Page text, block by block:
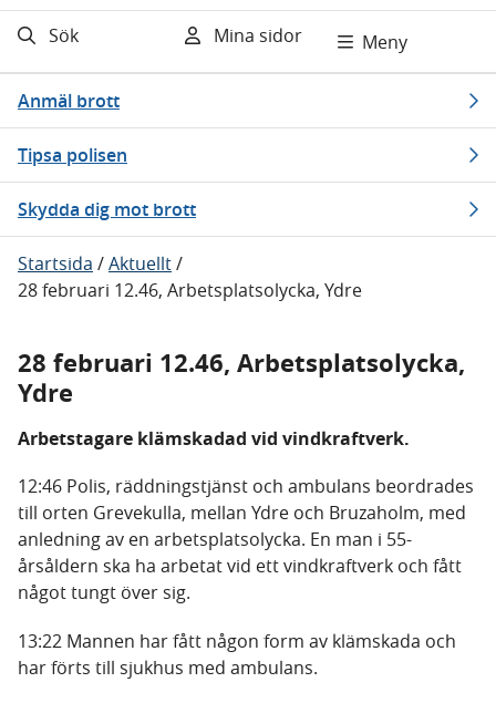
Sök Mina sidor Meny
Anmäl brott
Tipsa polisen
Skydda dig mot brott
Startsida /Aktuellt/
28 februari 12.46, Arbetsplatsolycka, Ydre
28 februari 12.46, Arbetsplatsolycka,
Ydre
Arbetstagare klämskadad vid vindkraftverk.
12:46 Polis, räddningstjänst och ambulans beordrades
till orten Grevekulla, mellan Ydre och Bruzaholm, med
anledning av en arbetsplatsolycka. En man i 55-
årsåldern ska ha arbetat vid ett vindkraftverk och fått
något tungt över sig.
13:22 Mannen har fått någon form av klämskada och
har förts till sjukhus med ambulans.